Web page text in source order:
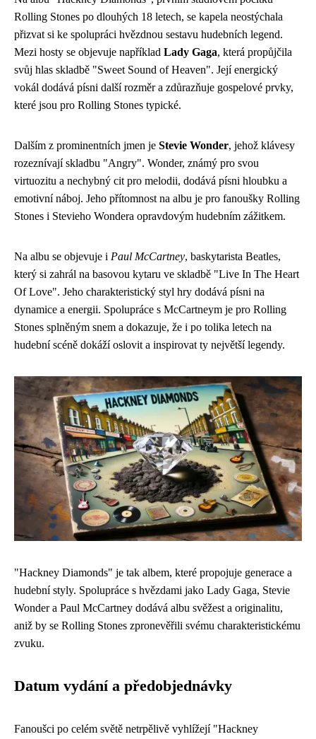
Rolling Stones po dlouhých 18 letech, se kapela neostýchala
přizvat si ke spolupráci hvězdnou sestavu hudebních legend.
Mezi hosty se objevuje například Lady Gaga, která propůjčila
svůj hlas skladbě "Sweet Sound of Heaven". Její energický
vokál dodává písni další rozměr a zdůrazňuje gospelové prvky,
které jsou pro Rolling Stones typické.
Dalším z prominentních jmen je Stevie Wonder, jehož klávesy
rozeznívají skladbu "Angry". Wonder, známý pro svou
virtuozitu a nechybný cit pro melodii, dodává písni hloubku a
emotivní náboj. Jeho přítomnost na albu je pro fanoušky Rolling
Stones i Stevieho Wondera opravdovým hudebním zážitkem.
Na albu se objevuje i Paul McCartney, baskytarista Beatles,
který si zahrál na basovou kytaru ve skladbě "Live In The Heart
Of Love". Jeho charakteristický styl hry dodává písni na
dynamice a energii. Spolupráce s McCartneym je pro Rolling
Stones splněným snem a dokazuje, že i po tolika letech na
hudební scéně dokáží oslovit a inspirovat ty největší legendy.
"Hackney Diamonds" je tak albem, které propojuje generace a
hudební styly. Spolupráce s hvězdami jako Lady Gaga, Stevie
Wonder a Paul McCartney dodává albu svěžest a originalitu,
aniž by se Rolling Stones zpronevěřili svému charakteristickému
zvuku.
Datum vydání a předobjednávky
Fanoušci po celém světě netrpělivě vyhlížejí "Hackney